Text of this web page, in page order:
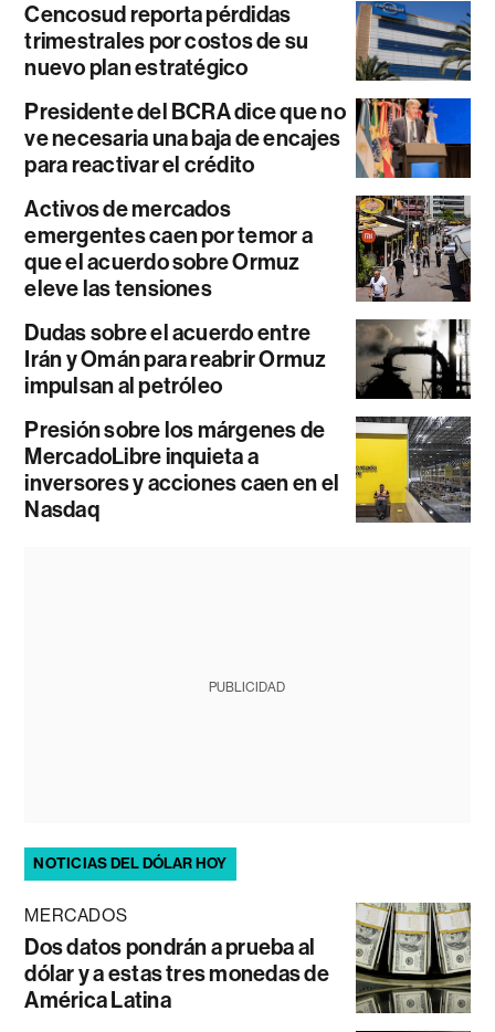
Cencosud reporta pérdidas
trimestrales por costos de su
nuevo plan estratégico
Presidente del BCRA dice que no
ve necesaria una baja de encajes
para reactivar el crédito
Activos de mercados
emergentes caen por temor a
que el acuerdo sobre Ormuz
eleve las tensiones
Dudas sobre el acuerdo entre
Irán y Omán para reabrir Ormuz
impulsan al petróleo
Presión sobre los márgenes de
MercadoLibre inquieta a
inversores y acciones caen en el
Nasdaq
PUBLICIDAD
NOTICIAS DEL DÓLAR HOY
MERCADOS
Dos datos pondrán a prueba al
dólar y a estas tres monedas de
América Latina